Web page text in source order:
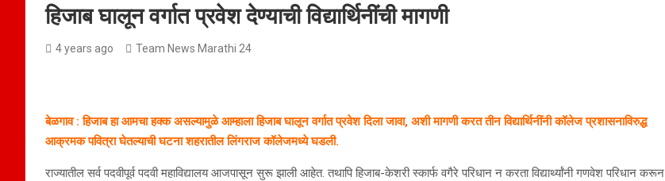
हिजाब घालून वर्गात प्रवेश देण्याची विद्यार्थिनींची मागणी
4 years ago Team News Marathi 24
बेळगाव : हिजाब हा आमचा हक्क असल्यामुळे आम्हाला हिजाब घालून वर्गात प्रवेश दिला जावा, अशी मागणी करत तीन विद्यार्थिनींनी कॉलेज प्रशासनाविरुद्ध
आक्रमक पवित्रा घेतल्याची घटना शहरातील लिंगराज कॉलेजमध्ये घडली.
राज्यातील सर्व पदवीपूर्व पदवी महाविद्यालय आजपासून सुरू झाली आहेत. तथापि हिजाब-केशरी स्कार्फ वगैरे परिधान न करता विद्यार्थ्यांनी गणवेश परिधान करून